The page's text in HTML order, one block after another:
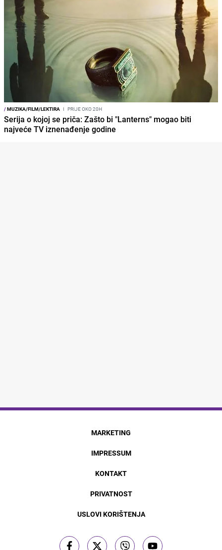
/MUZIKA/FILM/LEKTIRA I PRIJE OKO 20H
Serija o kojoj se priča: Zašto bi "Lanterns" mogao biti
najveće TV iznenađenje godine
MARKETING
IMPRESSUM
KONTAKT
PRIVATNOST
USLOVI KORIŠTENJA